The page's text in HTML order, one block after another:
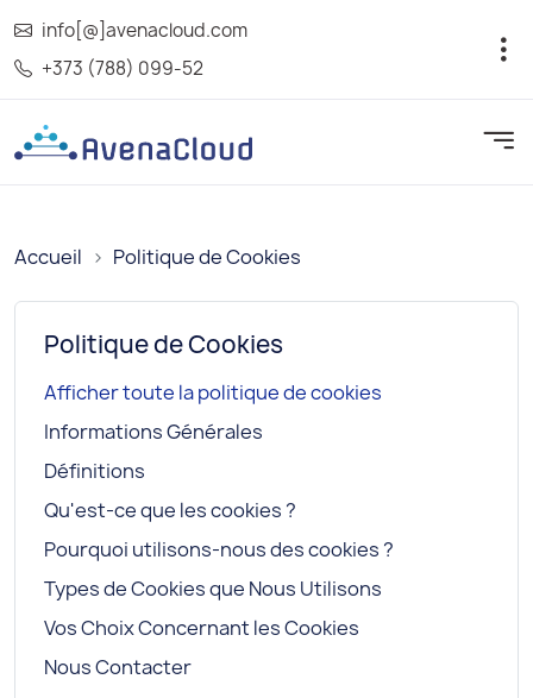
info[@]avenacloud.com
+373 (788) 099-52
Accueil Politique de Cookies
Politique de Cookies
Afficher toute la politique de cookies
Informations Générales
Définitions
Qu'est-ce que les cookies ?
Pourquoi utilisons-nous des cookies ?
Types de Cookies que Nous Utilisons
Vos Choix Concernant les Cookies
Nous Contacter